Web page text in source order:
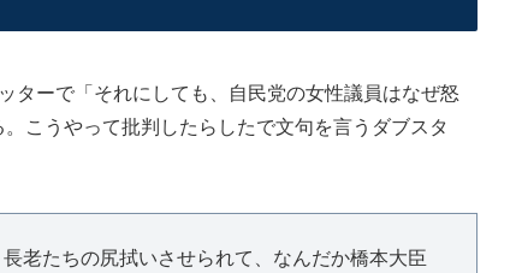
ーで「それにしても、自民党の女性議員はなぜ怒
こうやって批判したらしたで文句を言うダブスタ
老たちの尻拭いさせられて、なんだか橋本大臣